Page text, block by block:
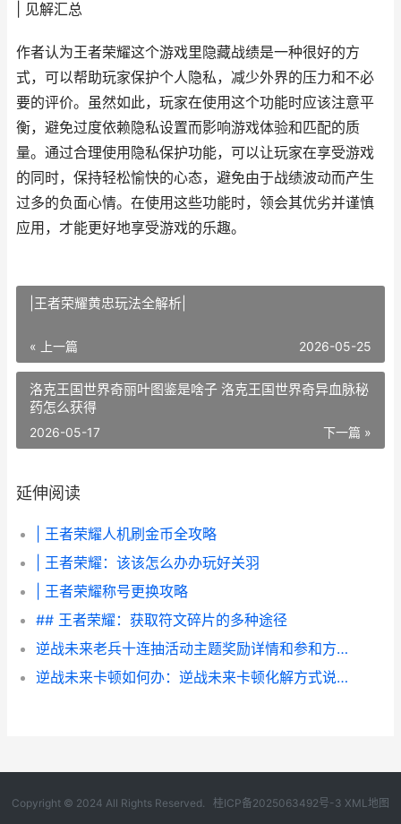
| 见解汇总
作者认为王者荣耀这个游戏里隐藏战绩是一种很好的方
式，可以帮助玩家保护个人隐私，减少外界的压力和不必
要的评价。虽然如此，玩家在使用这个功能时应该注意平
衡，避免过度依赖隐私设置而影响游戏体验和匹配的质
量。通过合理使用隐私保护功能，可以让玩家在享受游戏
的同时，保持轻松愉快的心态，避免由于战绩波动而产生
过多的负面心情。在使用这些功能时，领会其优劣并谨慎
应用，才能更好地享受游戏的乐趣。
|王者荣耀黄忠玩法全解析|
« 上一篇 2026-05-25
洛克王国世界奇丽叶图鉴是啥子 洛克王国世界奇异血脉秘
药怎么获得
下一篇 »
2026-05-17
延伸阅读
| 王者荣耀人机刷金币全攻略
| 王者荣耀：该该怎么办办玩好关羽
| 王者荣耀称号更换攻略
## 王者荣耀：获取符文碎片的多种途径
逆战未来老兵十连抽活动主题奖励详情和参和方式 逆战老兵回归2021
逆战未来卡顿如何办：逆战未来卡顿化解方式说明 逆战未来角色包
Copyright © 2024 All Rights Reserved. 桂ICP备2025063492号-3 XML地图